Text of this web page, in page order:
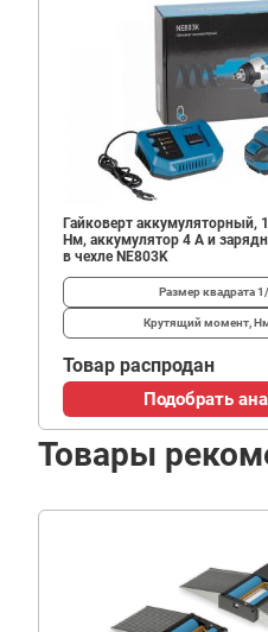
Гайковерт аккумуляторный,
Нм, аккумулятор 4 A и
в чехле NE803K
Размер квадрата
Крутящий момент,
Товар распродан
Подобрать
Товары